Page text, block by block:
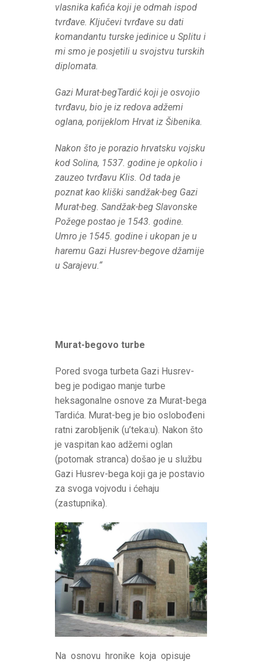
vlasnika kafića koji je odmah ispod
tvrđave. Ključevi tvrđave su dati
komandantu turske jedinice u Splitu i
mi smo je posjetili u svojstvu turskih
diplomata.
Gazi Murat-begTardić koji je osvojio
tvrđavu, bio je iz redova adžemi
oglana, porijeklom Hrvat iz Šibenika.
Nakon što je porazio hrvatsku vojsku
kod Solina, 1537. godine je opkolio i
zauzeo tvrđavu Klis. Od tada je
poznat kao kliški sandžak-beg Gazi
Murat-beg. Sandžak-beg Slavonske
Požege postao je 1543. godine.
Umro je 1545. godine i ukopan je u
haremu Gazi Husrev-begove džamije
u Sarajevu.“
Murat-begovo turbe
Pored svoga turbeta Gazi Husrev-
beg je podigao manje turbe
heksagonalne osnove za Murat-bega
Tardića. Murat-beg je bio oslobođeni
ratni zarobljenik (u’teka:u). Nakon što
je vaspitan kao adžemi oglan
(potomak stranca) došao je u službu
Gazi Husrev-bega koji ga je postavio
za svoga vojvodu i ćehaju
(zastupnika).
Na osnovu hronike koja opisuje